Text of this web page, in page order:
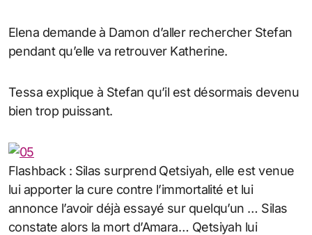
Elena demande à Damon d’aller rechercher Stefan
pendant qu’elle va retrouver Katherine.
Tessa explique à Stefan qu’il est désormais devenu
bien trop puissant.
Flashback : Silas surprend Qetsiyah, elle est venue
lui apporter la cure contre l’immortalité et lui
annonce l’avoir déjà essayé sur quelqu’un … Silas
constate alors la mort d’Amara… Qetsiyah lui